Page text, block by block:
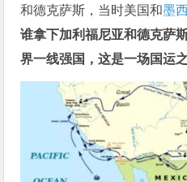
和德克萨斯，当时美国和墨
谁拿下加利福尼亚和德克萨
界一线强国，这是一场国运之